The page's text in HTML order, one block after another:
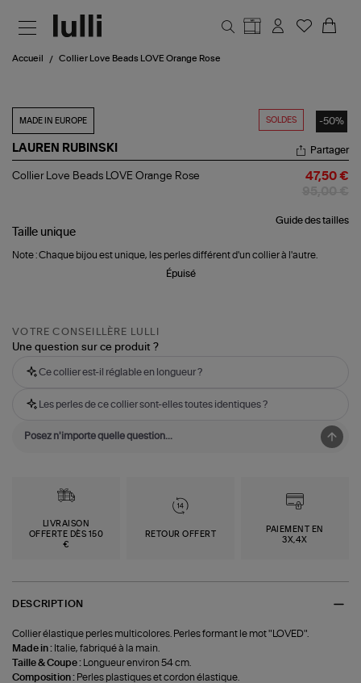
Accueil Collier Love Beads LOVE Orange Rose
SOLDES -50%
MADE IN EUROPE
LAUREN RUBINSKI
Collier
Orange
Rose
Partager
Collier Love Beads LOVE Orange Rose 47,50 €
Guide des tailles
Taille unique
Note : Chaque bijou est unique, les perles différent d'un collier à l'autre.
Épuisé
VOTRE CONSEILLÈRE LULLI
Une question sur ce produit ?
Ce collier est-il réglable en longueur ?
Les perles de ce collier sont-elles toutes identiques ?
LIVRAISON
OFFERTE DÈS 150
€
RETOUR OFFERT
PAIEMENT EN
3X,4X
DESCRIPTION
Collier élastique perles multicolores. Perles formant le mot "LOVED".
Made in : Italie, fabriqué à la main.
Taille & Coupe :
Longueur environ 54 cm.
Composition : Perles plastiques et cordon élastique.